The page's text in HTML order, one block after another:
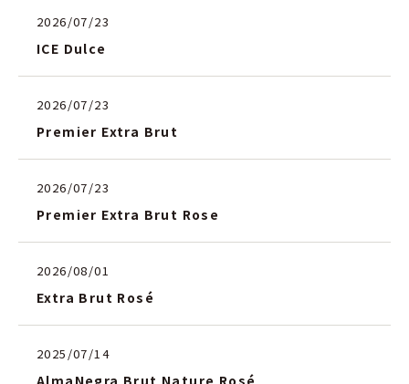
2026/07/23
ICE Dulce
2026/07/23
Premier Extra Brut
2026/07/23
Premier Extra Brut Rose
2026/08/01
Extra Brut Rosé
2025/07/14
AlmaNegra Brut Nature Rosé